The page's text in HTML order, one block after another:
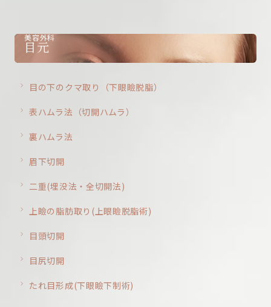
美容外科
目元
目の下のクマ取り（下眼瞼脱脂）
表ハムラ法（切開ハムラ）
裏ハムラ法
眉下切開
二重(埋没法・全切開法)
上瞼の脂肪取り(上眼瞼脱脂術)
目頭切開
目尻切開
たれ目形成(下眼瞼下制術)